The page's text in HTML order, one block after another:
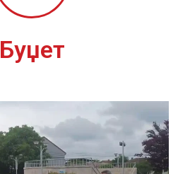
Буџет